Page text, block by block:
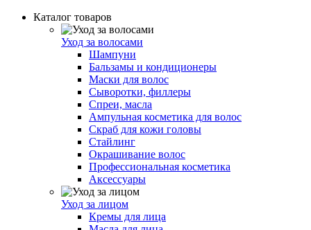
Каталог товаров
Уход за волосами
Шампуни
Бальзамы и кондиционеры
Маски для волос
Сыворотки, филлеры
Спреи, масла
Ампульная косметика для волос
Скраб для кожи головы
Стайлинг
Окрашивание волос
Профессиональная косметика
Аксессуары
Уход за лицом
Кремы для лица